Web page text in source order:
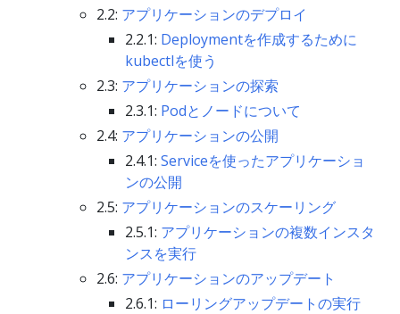
2.2: アプリケーションのデプロイ
2.2.1: Deploymentを作成するために
kubectlを使う
2.3: アプリケーションの探索
2.3.1: Podとノードについて
2.4: アプリケーションの公開
2.4.1: Serviceを使ったアプリケーショ
ンの公開
2.5: アプリケーションのスケーリング
2.5.1: アプリケーションの複数インスタ
ンスを実行
2.6: アプリケーションのアップデート
2.6.1: ローリングアップデートの実行